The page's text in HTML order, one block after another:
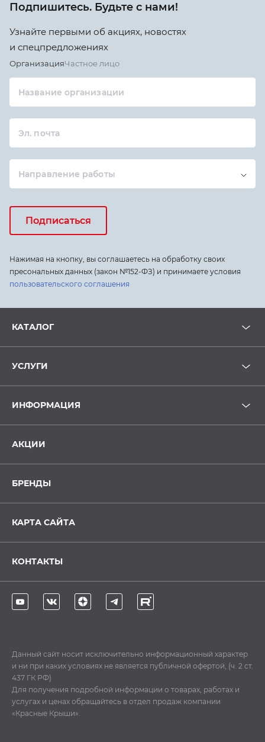
Подпишитесь. Будьте с нами!
Узнайте первыми об акциях, новостях
и спецпредложениях
ОрганизацияЧастное лицо
Название организации
Эл. почта
Направление работы
Подписаться
Нажимая на кнопку, вы соглашаетесь на обработку своих
пресональных данных (закон №152-ФЗ) и принимаете условия
пользовательского соглашения
КАТАЛОГ
УСЛУГИ
ИНФОРМАЦИЯ
АКЦИИ
БРЕНДЫ
КАРТА САЙТА
КОНТАКТЫ
Данный сайт носит исключительно информационный характер
и ни при каких условиях не является публичной офертой, (ч. 2 ст.
437 ГК РФ)
Для получения подробной информации о товарах, работах и
услугах и ценах обращайтесь в отдел продаж компании
«Красные Крыши».